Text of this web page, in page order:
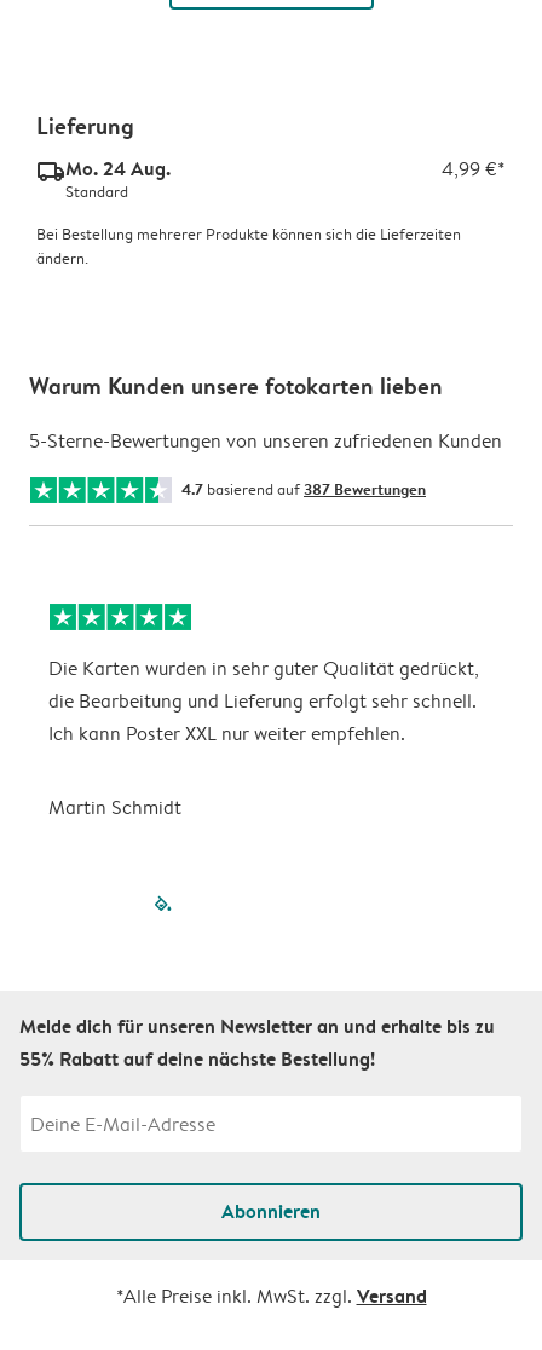
Lieferung
delivery_standard_v2Mo. 24 Aug. 4,99 €*
Standard
Bei Bestellung mehrerer Produkte können sich die Lieferzeiten
ändern.
Warum Kunden unsere fotokarten lieben
5-Sterne-Bewertungen von unseren zufriedenen Kunden
4.7 basierend auf387 Bewertungen
Die Karten wurden in sehr guter Qualität gedrückt,
die Bearbeitung und Lieferung erfolgt sehr schnell.
Ich kann Poster XXL nur weiter empfehlen.
Martin Schmidt
filled-pagination
Melde dich für unseren Newsletter an und erhalte bis zu
55% Rabatt auf deine nächste Bestellung!
Abonnieren
*Alle Preise inkl. MwSt. zzgl. Versand